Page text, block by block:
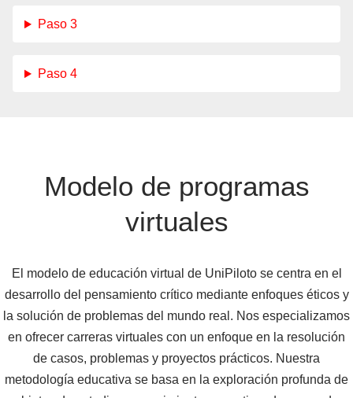
Paso 3
Paso 4
Modelo de programas
virtuales
El modelo de educación virtual de UniPiloto se centra en el
desarrollo del pensamiento crítico mediante enfoques éticos y
la solución de problemas del mundo real. Nos especializamos
en ofrecer carreras virtuales con un enfoque en la resolución
de casos, problemas y proyectos prácticos. Nuestra
metodología educativa se basa en la exploración profunda de